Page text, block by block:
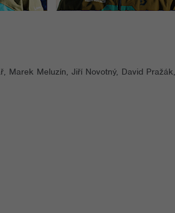
Marek Meluzín, Jiří Novotný, David